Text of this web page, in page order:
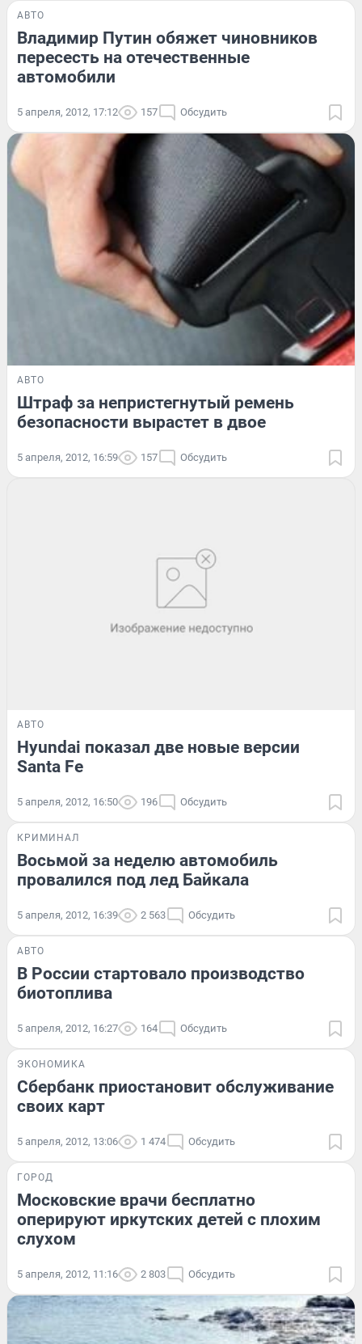
АВТО
Владимир Путин обяжет чиновников
пересесть на отечественные
автомобили
5 апреля, 2012, 17:12 157 Обсудить
АВТО
Штраф за непристегнутый ремень
безопасности вырастет в двое
5 апреля, 2012, 16:59 157 Обсудить
АВТО
Hyundai показал две новые версии
Santa Fe
5 апреля, 2012, 16:50 196 Обсудить
КРИМИНАЛ
Восьмой за неделю автомобиль
провалился под лед Байкала
5 апреля, 2012, 16:39 2 563 Обсудить
АВТО
В России стартовало производство
биотоплива
5 апреля, 2012, 16:27 164 Обсудить
ЭКОНОМИКА
Сбербанк приостановит обслуживание
своих карт
5 апреля, 2012, 13:06 1 474 Обсудить
ГОРОД
Московские врачи бесплатно
оперируют иркутских детей с плохим
слухом
5 апреля, 2012, 11:16 2 803 Обсудить